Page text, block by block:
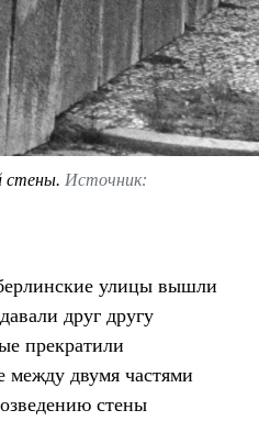
стены. Источник:
улицы вышли
друг другу
прекратили
между двумя частями
стены